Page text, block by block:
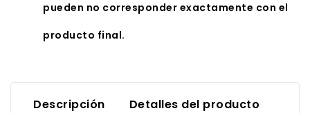
pueden no corresponder exactamente con el
producto final.
Descripción Detalles del producto